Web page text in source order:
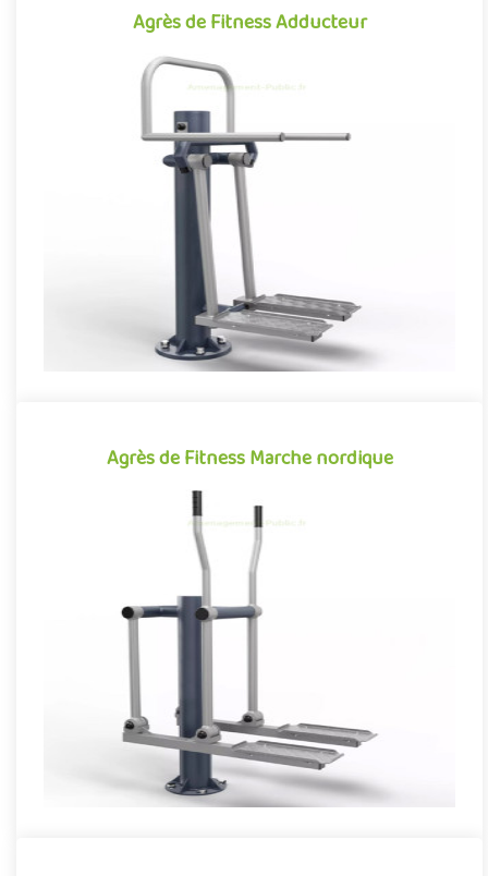
Agrès de Fitness Adducteur
Agrès de Fitness Adducteur
Agrès de fitness de plein air conjuguant activités sportives et
expériences ludiques, l'Adducteur se démarque par son caractè..
Offre partenaire
Agrès de Fitness Marche nordique
Agrès de Fitness Marche nordique
sportives et expériences ludiques, l'agrès de Marche nordique
se déma..